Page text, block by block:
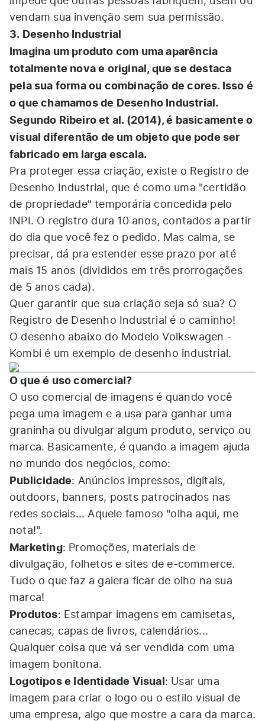
vendam sua invenção sem sua permissão.
3. Desenho Industrial
Imagina um produto com uma aparência
totalmente nova e original, que se destaca
pela sua forma ou combinação de cores. Isso é
o que chamamos de Desenho Industrial.
Segundo Ribeiro et al. (2014), é basicamente o
visual diferentão de um objeto que pode ser
fabricado em larga escala.
Pra proteger essa criação, existe o Registro de
Desenho Industrial, que é como uma "certidão
de propriedade" temporária concedida pelo
INPI. O registro dura 10 anos, contados a partir
do dia que você fez o pedido. Mas calma, se
precisar, dá pra estender esse prazo por até
mais 15 anos (divididos em três prorrogações
de 5 anos cada).
Quer garantir que sua criação seja só sua? O
Registro de Desenho Industrial é o caminho!
O desenho abaixo do Modelo Volkswagen -
Kombi é um exemplo de desenho industrial.
O que é uso comercial?
O uso comercial de imagens é quando você
pega uma imagem e a usa para ganhar uma
graninha ou divulgar algum produto, serviço ou
marca. Basicamente, é quando a imagem ajuda
no mundo dos negócios, como:
Publicidade: Anúncios impressos, digitais,
outdoors, banners, posts patrocinados nas
redes sociais... Aquele famoso "olha aqui, me
nota!".
Marketing: Promoções, materiais de
divulgação, folhetos e sites de e-commerce.
Tudo o que faz a galera ficar de olho na sua
marca!
Produtos: Estampar imagens em camisetas,
canecas, capas de livros, calendários...
Qualquer coisa que vá ser vendida com uma
imagem bonitona.
Logotipos e Identidade Visual: Usar uma
imagem para criar o logo ou o estilo visual de
uma empresa, algo que mostre a cara da marca.